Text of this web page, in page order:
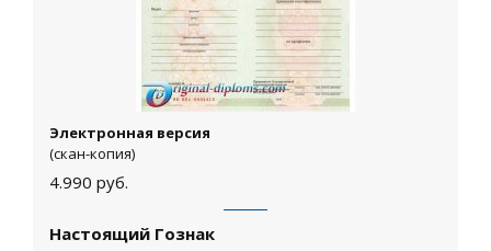
Электронная версия
(скан-копия)
4.990 руб.
Настоящий Гознак